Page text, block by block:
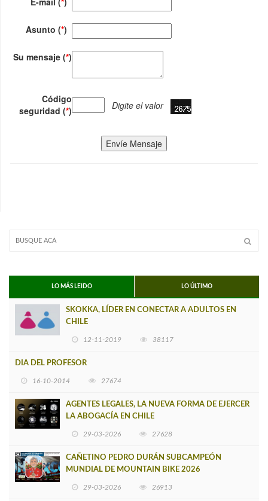
Asunto (*)
Su mensaje (*)
Código
seguridad (*) Digite el valor
Envíe Mensaje
LO MÁS LEIDO LO ÚLTIMO
SKOKKA, LÍDER EN CONECTAR A ADULTOS EN
CHILE
12-11-2019 38117
DIA DEL PROFESOR
16-10-2014 27674
AGENTES LEGALES, LA NUEVA FORMA DE EJERCER
LA ABOGACÍA EN CHILE
29-03-2026 27628
CAÑETINO PEDRO DURÁN SUBCAMPEÓN
MUNDIAL DE MOUNTAIN BIKE 2026
29-03-2026 26913